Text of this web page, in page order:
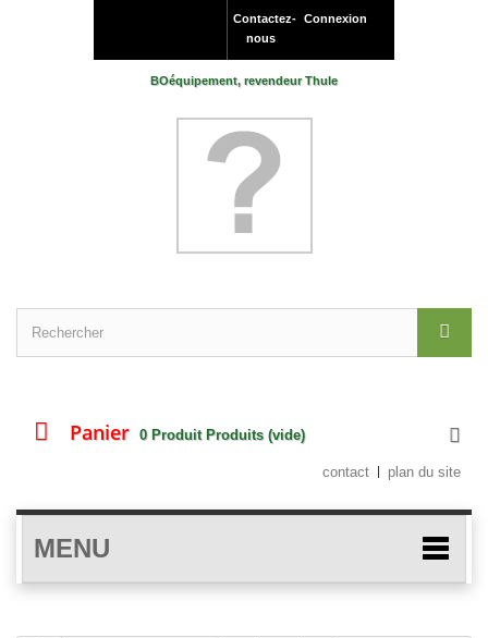
Connexion
Contactez-
nous
BOéquipement, revendeur Thule
Panier 0 Produit Produits (vide)
contact plan du site
MENU